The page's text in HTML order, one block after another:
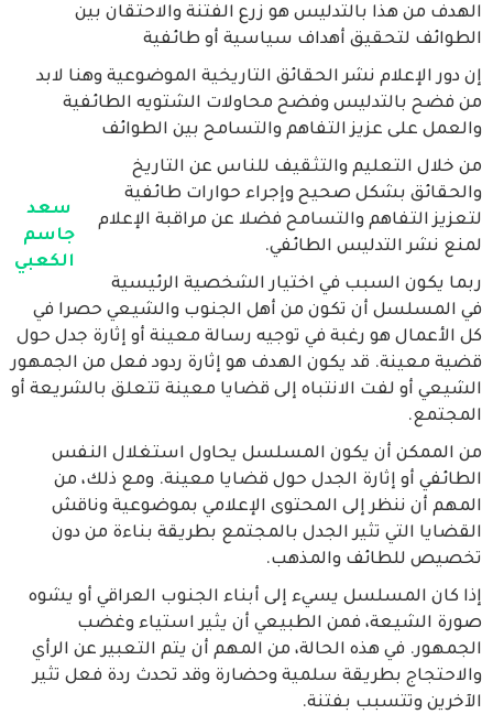
الهدف من هذا بالتدليس هو زرع الفتنة والاحتقان بين
الطوائف لتحقيق أهداف سياسية أو طائفية
إن دور الإعلام نشر الحقائق التاريخية الموضوعية وهنا لابد
من فضح بالتدليس وفضح محاولات الشتويه الطائفية
والعمل على عزيز التفاهم والتسامح بين الطوائف
سعد
جاسم
الكعبي
من خلال التعليم والتثقيف للناس عن التاريخ
والحقائق بشكل صحيح وإجراء حوارات طائفية
لتعزيز التفاهم والتسامح فضلا عن مراقبة الإعلام
لمنع نشر التدليس الطائفي.
ربما يكون السبب في اختيار الشخصية الرئيسية
في المسلسل أن تكون من أهل الجنوب والشيعي حصرا في
كل الأعمال هو رغبة في توجيه رسالة معينة أو إثارة جدل حول
قضية معينة. قد يكون الهدف هو إثارة ردود فعل من الجمهور
الشيعي أو لفت الانتباه إلى قضايا معينة تتعلق بالشريعة أو
المجتمع.
من الممكن أن يكون المسلسل يحاول استغلال النفس
الطائفي أو إثارة الجدل حول قضايا معينة. ومع ذلك، من
المهم أن ننظر إلى المحتوى الإعلامي بموضوعية وناقش
القضايا التي تثير الجدل بالمجتمع بطريقة بناءة من دون
تخصيص للطائف والمذهب.
إذا كان المسلسل يسيء إلى أبناء الجنوب العراقي أو يشوه
صورة الشيعة، فمن الطبيعي أن يثير استياء وغضب
الجمهور. في هذه الحالة، من المهم أن يتم التعبير عن الرأي
والاحتجاج بطريقة سلمية وحضارة وقد تحدث ردة فعل تثير
الآخرين وتتسبب بفتنة.